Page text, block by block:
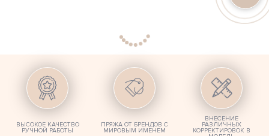
ВЫСОКОЕ КАЧЕСТВО
РУЧНОЙ РАБОТЫ
ПРЯЖА ОТ БРЕНДОВ С
МИРОВЫМ ИМЕНЕМ
ВНЕСЕНИЕ
РАЗЛИЧНЫХ
КОРРЕКТИРОВОК В